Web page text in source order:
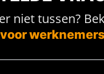
niet tussen?
voor werknemers